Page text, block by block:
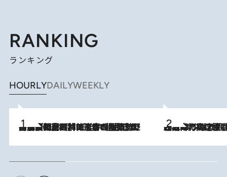
RANKING
ランキング
HOURLYDAILYWEEKLY
2026.8.8
「最後に見られてよかった」上野動物園の東園パンダ舎が解体前に特別公開。8月16日まで延長されたパネル展と共に辿る“半世紀”のパンダ飼育《解体工事の図面あり》 2026.8.7
「湘南乃風に憧れて」観客大盛上がりの“タオル回し”に、ラッパー顔負けの高速歌唱まで…さだまさし（74）のアグレッシブすぎる現在地